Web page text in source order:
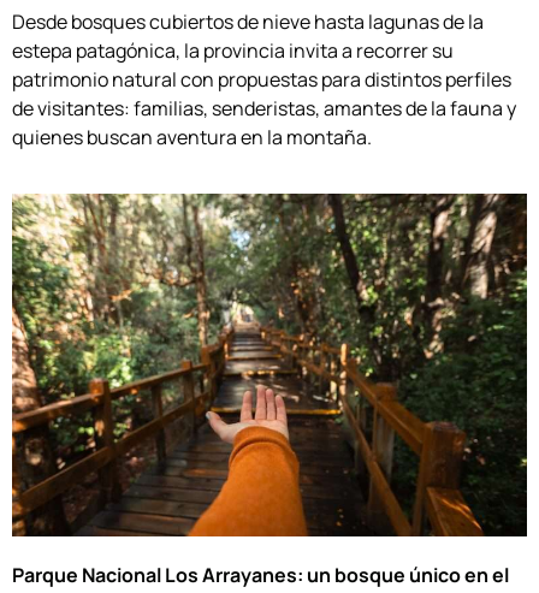
Desde bosques cubiertos de nieve hasta lagunas de la
estepa patagónica, la provincia invita a recorrer su
patrimonio natural con propuestas para distintos perfiles
de visitantes: familias, senderistas, amantes de la fauna y
quienes buscan aventura en la montaña.
Parque Nacional Los Arrayanes: un bosque único en el